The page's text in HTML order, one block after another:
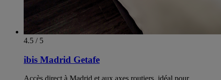
4.5 / 5
ibis Madrid Getafe